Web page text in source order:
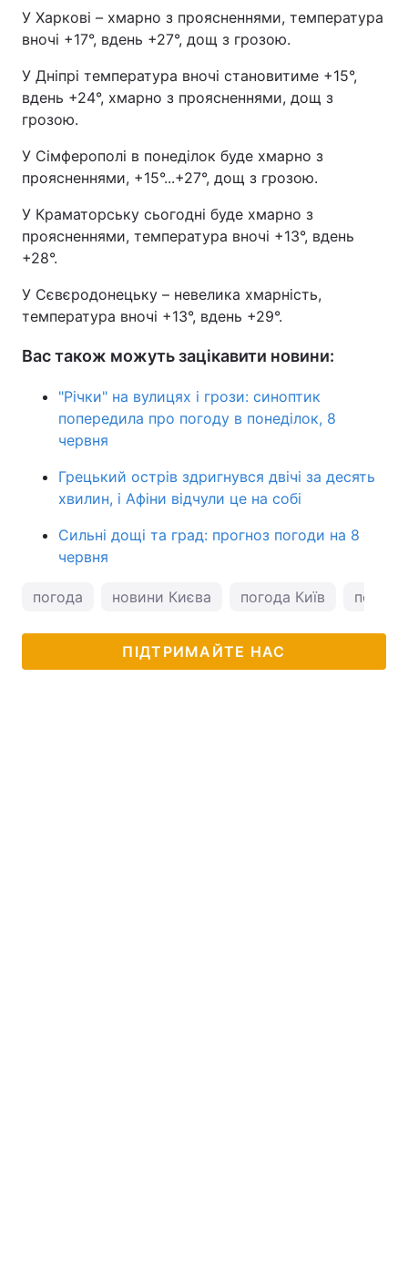
У Харкові – хмарно з проясненнями, температура
вночі +17°, вдень +27°, дощ з грозою.
У Дніпрі температура вночі становитиме +15°,
вдень +24°, хмарно з проясненнями, дощ з
грозою.
У Сімферополі в понеділок буде хмарно з
проясненнями, +15°...+27°, дощ з грозою.
У Краматорську сьогодні буде хмарно з
проясненнями, температура вночі +13°, вдень
+28°.
У Сєвєродонецьку – невелика хмарність,
температура вночі +13°, вдень +29°.
Вас також можуть зацікавити новини:
"Річки" на вулицях і грози: синоптик
попередила про погоду в понеділок, 8
червня
Грецький острів здригнувся двічі за десять
хвилин, і Афіни відчули це на собі
Сильні дощі та град: прогноз погоди на 8
червня
погода новини Києва погода Київ погода
ПІДТРИМАЙТЕ НАС